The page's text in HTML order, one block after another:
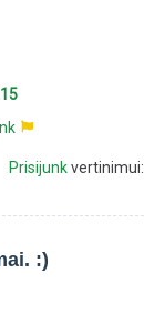
Prisijunkvertinimui:
:)